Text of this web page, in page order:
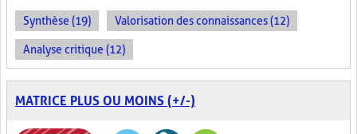
Synthèse (19) Valorisation des connaissances (12)
Analyse critique (12)
MATRICE PLUS OU MOINS (+/-)